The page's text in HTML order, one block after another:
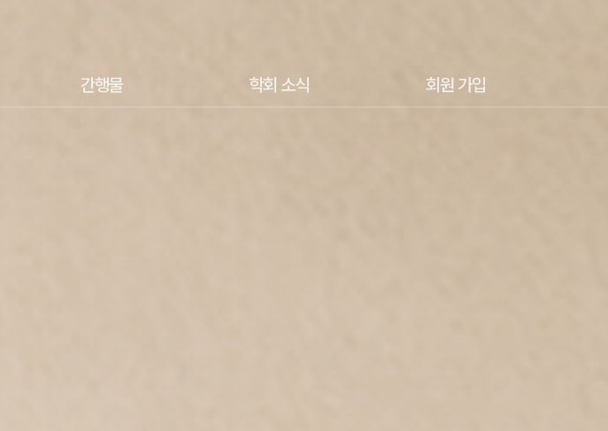
간행물 학회 소식 회원 가입